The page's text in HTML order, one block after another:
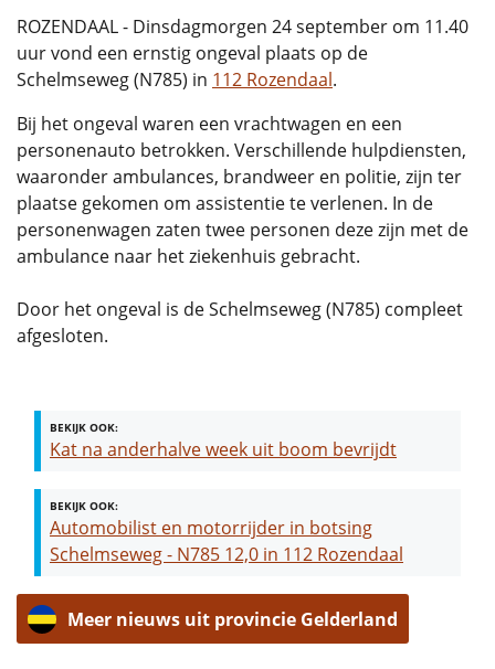
ROZENDAAL - Dinsdagmorgen 24 september om 11.40
uur vond een ernstig ongeval plaats op de
Schelmseweg (N785) in 112 Rozendaal.
Bij het ongeval waren een vrachtwagen en een
personenauto betrokken. Verschillende hulpdiensten,
waaronder ambulances, brandweer en politie, zijn ter
plaatse gekomen om assistentie te verlenen. In de
personenwagen zaten twee personen deze zijn met de
ambulance naar het ziekenhuis gebracht.
Door het ongeval is de Schelmseweg (N785) compleet
afgesloten.
BEKIJK OOK:
Kat na anderhalve week uit boom bevrijdt
BEKIJK OOK:
Automobilist en motorrijder in botsing
Schelmseweg - N785 12,0 in 112 Rozendaal
Meer nieuws uit provincie Gelderland